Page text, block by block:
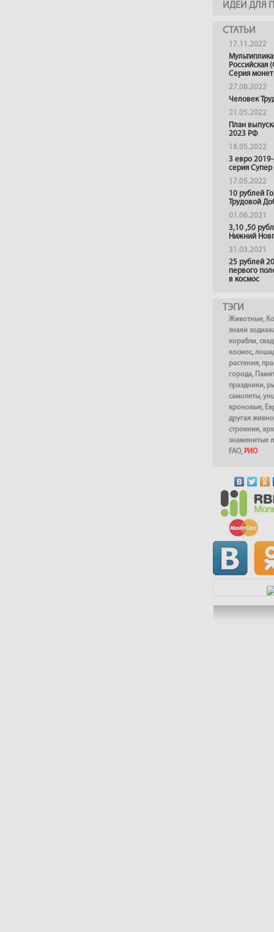
ИДЕИ ДЛЯ
СТАТЬИ
17.11.2022
Российская
Серия монет
27.08.2022
Человек
21.05.2022
План
2023 РФ
18.05.2022
3 евро
серия
17.05.2022
10 рублей
Трудовой
01.06.2021
3,10 ,50
Нижний
31.03.2021
25 рублей
первого
в космос
ТЭГИ
Животные,
знаки
корабли,
космос,
растения,
города,
праздники,
самолеты,
кроновые,
другая
строения,
знаменитые
FAO, РИО